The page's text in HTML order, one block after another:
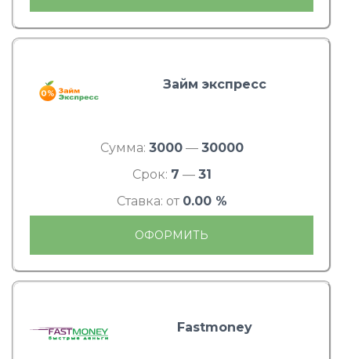
Займ экспресс
Сумма: 3000— 30000
Срок: 7 — 31
Ставка: от 0.00 %
ОФОРМИТЬ
Fastmoney